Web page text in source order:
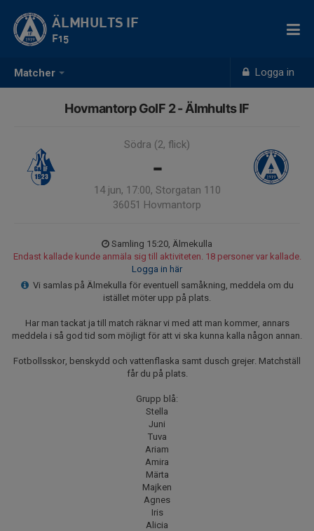
Matcher Logga in
ÄLMHULTS IF
F15
Hovmantorp GoIF 2 - Älmhults IF
Södra (2, flick)
-
14 jun, 17:00, Storgatan 110
36051 Hovmantorp
Samling 15:20, Älmekulla
Endast kallade kunde anmäla sig till aktiviteten. 18 personer var kallade.
Logga in här
Vi samlas på Älmekulla för eventuell samåkning, meddela om du
istället möter upp på plats.
Har man tackat ja till match räknar vi med att man kommer, annars
meddela i så god tid som möjligt för att vi ska kunna kalla någon annan.
Fotbollsskor, benskydd och vattenflaska samt dusch grejer. Matchställ
får du på plats.
Grupp blå:
Stella
Juni
Tuva
Ariam
Amira
Märta
Majken
Agnes
Iris
Alicia